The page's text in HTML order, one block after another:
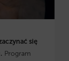
się
Program